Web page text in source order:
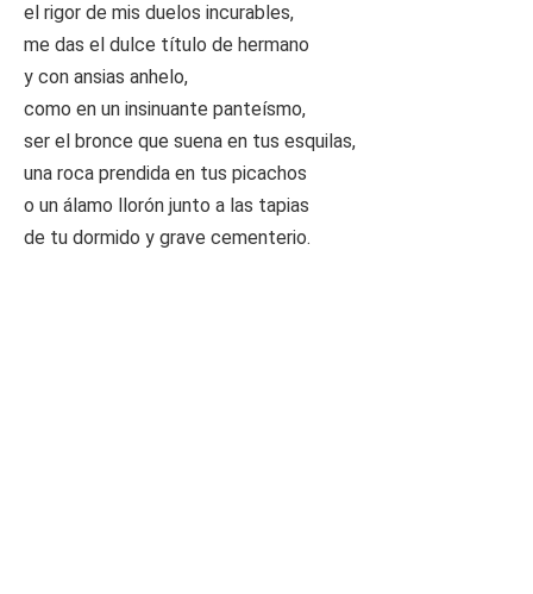
el rigor de mis duelos incurables,
me das el dulce título de hermano
y con ansias anhelo,
como en un insinuante panteísmo,
ser el bronce que suena en tus esquilas,
una roca prendida en tus picachos
o un álamo llorón junto a las tapias
de tu dormido y grave cementerio.